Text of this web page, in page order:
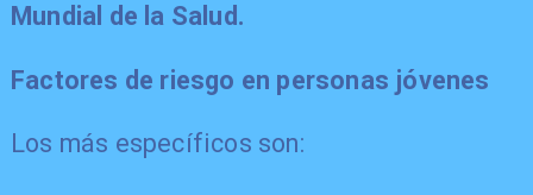
Mundial de la Salud.
Factores de riesgo en personas jóvenes
Los más específicos son: